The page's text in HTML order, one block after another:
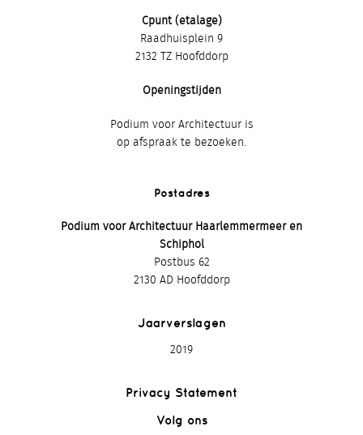
Cpunt (etalage)
Raadhuisplein 9
2132 TZ Hoofddorp
Openingstijden
Podium voor Architectuur is
op afspraak te bezoeken.
Postadres
Podium voor Architectuur Haarlemmermeer en
Schiphol
Postbus 62
2130 AD Hoofddorp
Jaarverslagen
2019
Privacy Statement
Volg ons